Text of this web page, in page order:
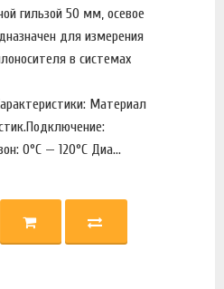
гильзой 50 мм, осевое
для измерения
в системах
Материал
0°C — 120°C Диа...